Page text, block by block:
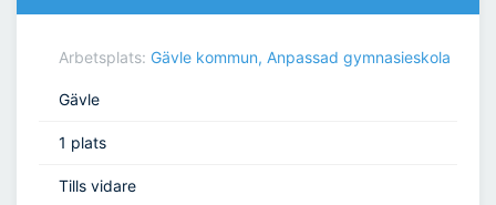
Arbetsplats: Gävle kommun, Anpassad gymnasieskola
Gävle
1 plats
Tills vidare